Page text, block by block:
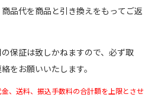
品代を商品と引き換えをもってご返
保証は致しかねますので、必ず取
をお願いいたします。
、送料、振込手数料の合計額を上限とさせ